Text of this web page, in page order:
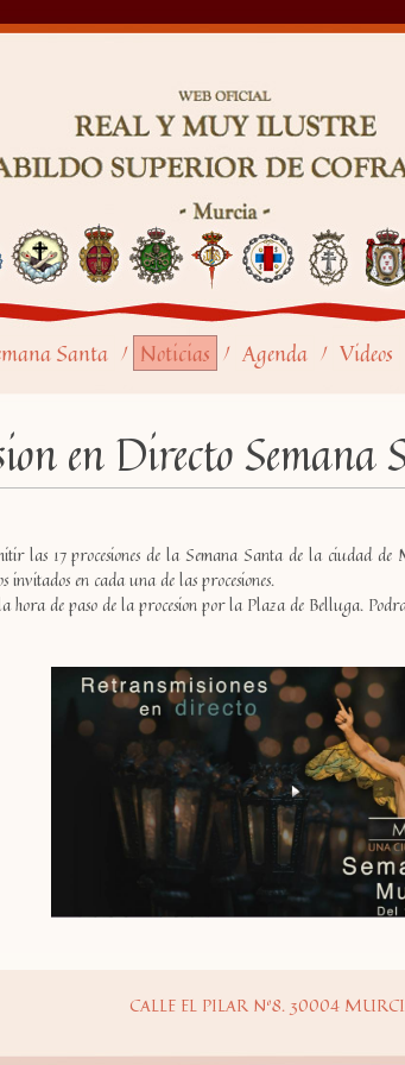
Santa / Noticias / Agenda / Videos
en Directo Semana
las 17 procesiones de la Semana Santa de la ciudad
invitados en cada una de las procesiones.
hora de paso de la procesion por la Plaza de Belluga.
CALLE EL PILAR Nº8. 30004